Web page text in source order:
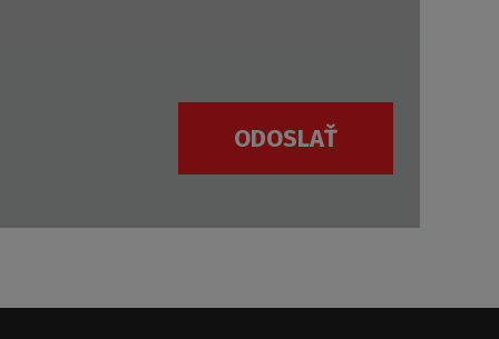
ODOSLAŤ